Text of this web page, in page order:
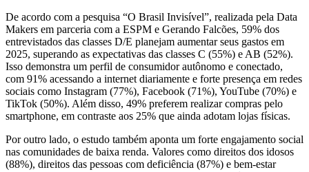
De acordo com a pesquisa “O Brasil Invisível”, realizada pela Data
Makers em parceria com a ESPM e Gerando Falcões, 59% dos
entrevistados das classes D/E planejam aumentar seus gastos em
2025, superando as expectativas das classes C (55%) e AB (52%).
Isso demonstra um perfil de consumidor autônomo e conectado,
com 91% acessando a internet diariamente e forte presença em redes
sociais como Instagram (77%), Facebook (71%), YouTube (70%) e
TikTok (50%). Além disso, 49% preferem realizar compras pelo
smartphone, em contraste aos 25% que ainda adotam lojas físicas.
Por outro lado, o estudo também aponta um forte engajamento social
nas comunidades de baixa renda. Valores como direitos dos idosos
(88%), direitos das pessoas com deficiência (87%) e bem-estar